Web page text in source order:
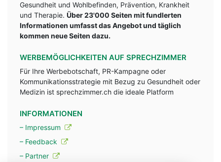
Gesundheit und Wohlbefinden, Prävention, Krankheit
und Therapie. Über 23'000 Seiten mit fundlerten
Informationen umfasst das Angebot und täglich
kommen neue Seiten dazu.
WERBEMÖGLICHKEITEN AUF SPRECHZIMMER
Für Ihre Werbebotschaft, PR-Kampagne oder
Kommunikationsstrategie mit Bezug zu Gesundheit oder
Medizin ist sprechzimmer.ch die ideale Platform
INFORMATIONEN
– Impressum
– Feedback
– Partner